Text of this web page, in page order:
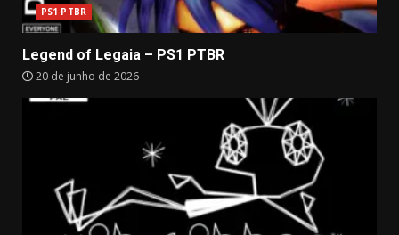
PS1 PTBR
Legend of Legaia – PS1 PTBR
20 de junho de 2026